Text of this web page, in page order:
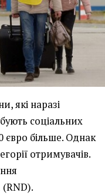
які наразі
соціальних
євро більше. Однак
отримувачів.